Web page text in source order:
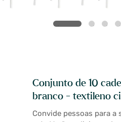
Conjunto de 10
branco - textileno
Convide pessoas para a